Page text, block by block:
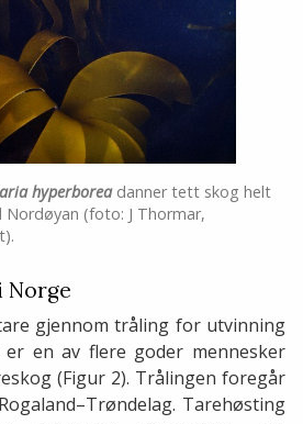
hyperboreadanner tett skog helt
(foto: J Thormar,
Norge
gjennom tråling for utvinning
en av flere goder mennesker
(Figur 2). Trålingen foregår
Tarehøsting